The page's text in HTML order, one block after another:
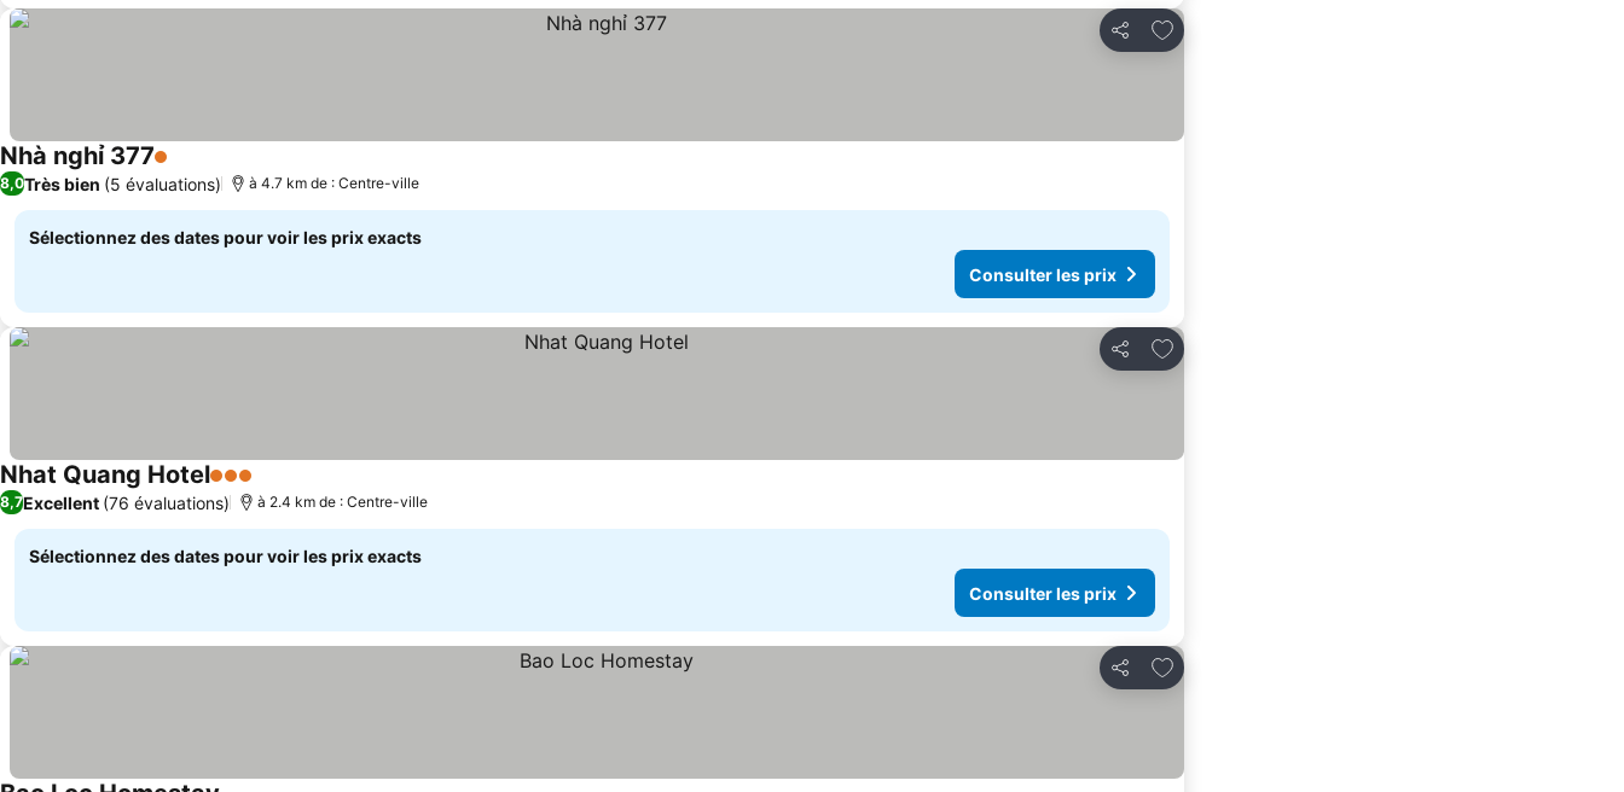
Partager
Ajouter à mes favoris
Nhà nghỉ 3771 Étoiles
8,0Très bien (5 évaluations) à 4.7 km de : Centre-ville
Sélectionnez des dates pour voir les prix exacts
Consulter les prix
Partager
Ajouter à mes favoris
Nhat Quang Hotel3 Étoiles
8,7Excellent (76 évaluations) à 2.4 km de : Centre-ville
Sélectionnez des dates pour voir les prix exacts
Consulter les prix
Partager
Ajouter à mes favoris